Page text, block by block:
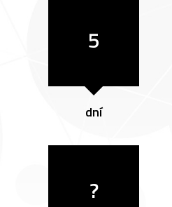
5
dní
?